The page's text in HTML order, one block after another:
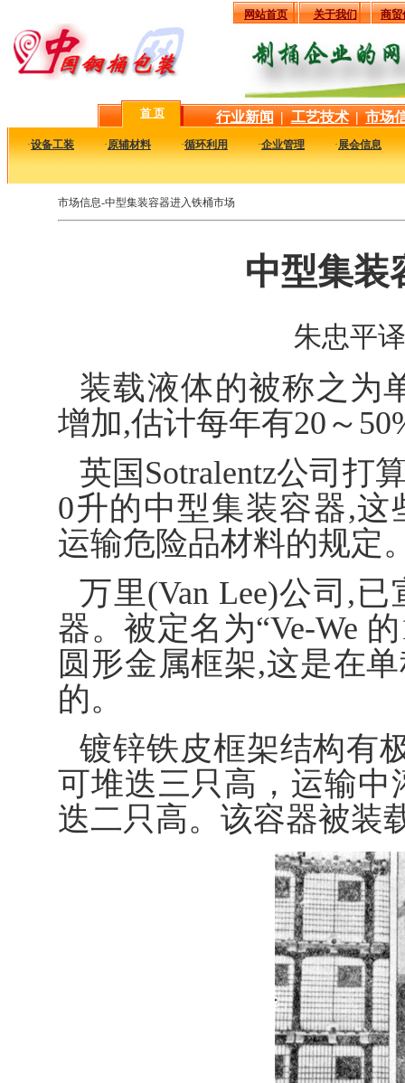
网站首页 关于我们 商贸
首 页 行业新闻 | 工艺技术 | 市场
·设备工装 ·原辅材料 ·循环利用 ·企业管理 ·展会信息
市场信息-中型集装容器进入铁桶市场
中型集装
朱忠平
装载液体的被称之为
增加,估计每年有20～
英国Sotralentz公司打
0升的中型集装容器,这
运输危险品材料的规定
万里(Van Lee)公司,
器。被定名为“Ve-We
圆形金属框架,这是在
的。
镀锌铁皮框架结构有
可堆迭三只高，运输中
迭二只高。该容器被装